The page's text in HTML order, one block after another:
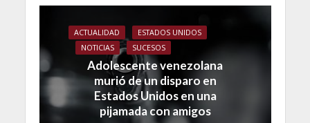
ACTUALIDAD
ESTADOS UNIDOS
NOTICIAS
SUCESOS
Adolescente venezolana
murió de un disparo en
Estados Unidos en una
pijamada con amigos